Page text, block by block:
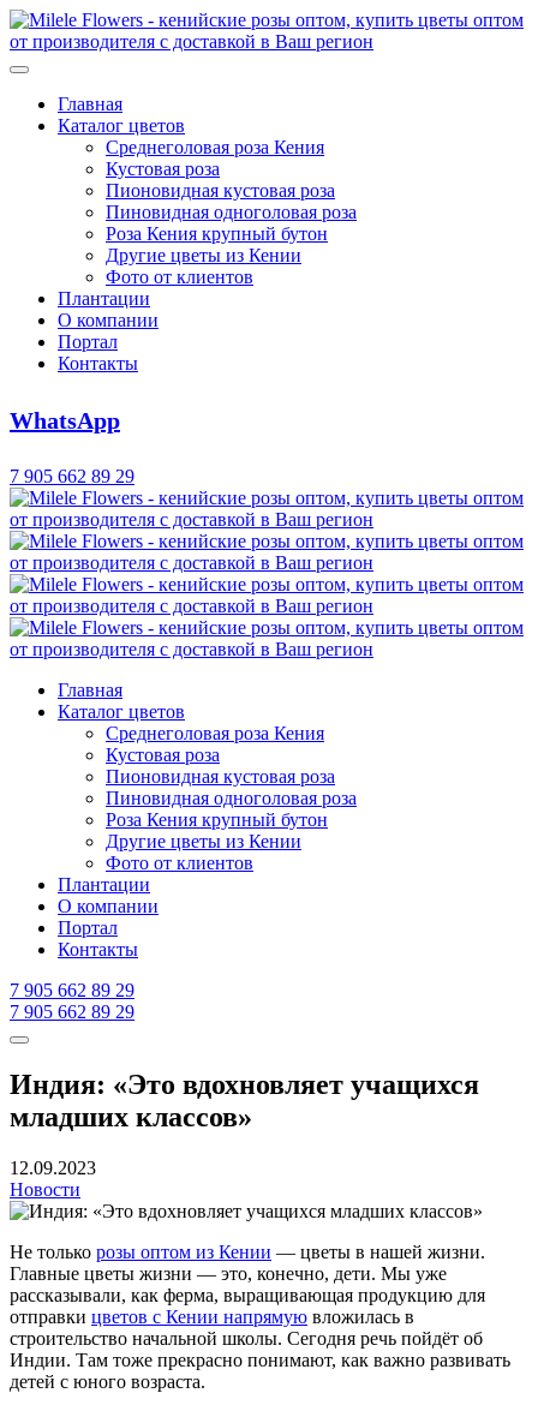
Главная
Каталог цветов
Среднеголовая роза Кения
Кустовая роза
Пионовидная кустовая роза
Пиновидная одноголовая роза
Роза Кения крупный бутон
Другие цветы из Кении
Фото от клиентов
Плантации
О компании
Портал
Контакты
WhatsApp
7 905 662 89 29
Главная
Каталог цветов
Среднеголовая роза Кения
Кустовая роза
Пионовидная кустовая роза
Пиновидная одноголовая роза
Роза Кения крупный бутон
Другие цветы из Кении
Фото от клиентов
Плантации
О компании
Портал
Контакты
7 905 662 89 29
7 905 662 89 29
Индия: «Это вдохновляет учащихся
младших классов»
12.09.2023
Новости
Не только розы оптом из Кении — цветы в нашей жизни.
Главные цветы жизни — это, конечно, дети. Мы уже
рассказывали, как ферма, выращивающая продукцию для
отправки цветов с Кении напрямую вложилась в
строительство начальной школы. Сегодня речь пойдёт об
Индии. Там тоже прекрасно понимают, как важно развивать
детей с юного возраста.